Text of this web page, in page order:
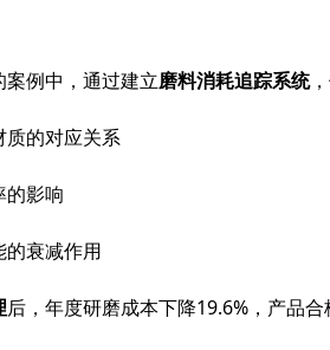
例中，通过建立磨料消耗追踪系统
质的对应关系
的影响
衰减作用
后，年度研磨成本下降19.6%，产品合